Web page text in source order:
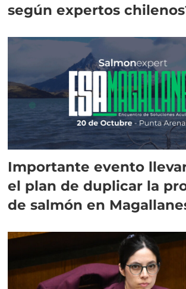
según expertos
Importante evento
el plan de duplicar la
de salmón en